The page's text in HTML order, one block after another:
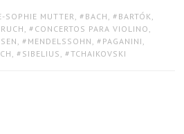
SOPHIE MUTTER , BACH , BARTÓK
, CONCERTOS PARA VIOLINO
, MENDELSSOHN , PAGANINI
, SIBELIUS , TCHAIKOVSKI